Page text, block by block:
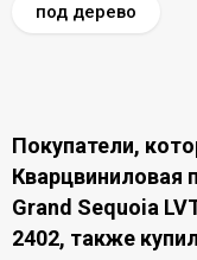
под дерево
Покупатели,
Кварцвиниловая
Grand Sequoia
2402, также